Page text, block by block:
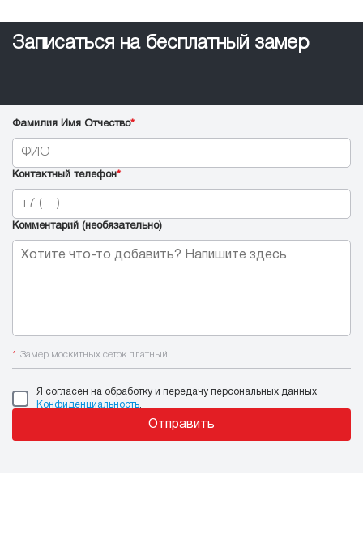
Записаться на бесплатный замер
Фамилия Имя Отчество*
Контактный телефон*
Комментарий (необязательно)
* Замер москитных сеток платный
Я согласен на обработку и передачу персональных данных
Конфиденциальность
Отправить